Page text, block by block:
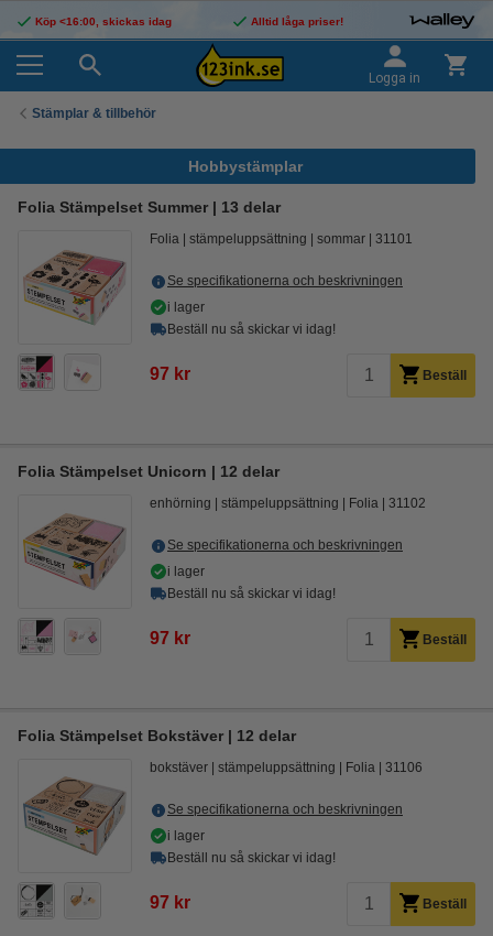
Köp <16:00, skickas idag Alltid låga priser!
Logga in
Stämplar & tillbehör
Hobbystämplar
Folia Stämpelset Summer | 13 delar
Folia stämpeluppsättning sommar 31101
Se specifikationerna och beskrivningen
i lager
Beställ nu så skickar vi idag!
97 kr Beställ
Folia Stämpelset Unicorn | 12 delar
enhörning stämpeluppsättning Folia 31102
Se specifikationerna och beskrivningen
i lager
Beställ nu så skickar vi idag!
97 kr Beställ
Folia Stämpelset Bokstäver | 12 delar
bokstäver stämpeluppsättning Folia 31106
Se specifikationerna och beskrivningen
i lager
Beställ nu så skickar vi idag!
97 kr Beställ